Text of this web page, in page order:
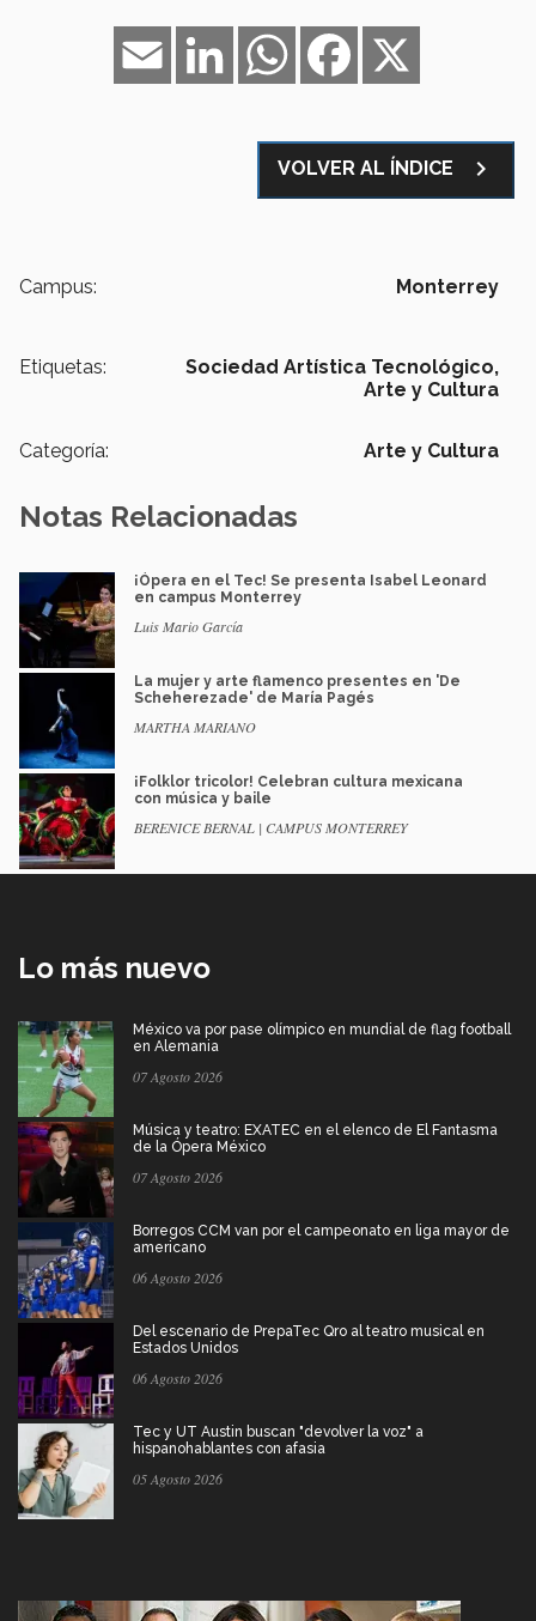
Facebook
WhatsApp
LinkedIn
Email
VOLVER AL ÍNDICE navigate_next
Campus: Monterrey
Etiquetas:
Sociedad Artística Tecnológico,
Arte y Cultura
Categoría: Arte y Cultura
Notas Relacionadas
¡Ópera en el Tec! Se presenta Isabel Leonard
en campus Monterrey
Luis Mario García
La mujer y arte flamenco presentes en 'De
Scheherezade' de María Pagés
MARTHA MARIANO
¡Folklor tricolor! Celebran cultura mexicana
con música y baile
BERENICE BERNAL | CAMPUS MONTERREY
Lo más nuevo
México va por pase olímpico en mundial de flag football
en Alemania
07 Agosto 2026
Música y teatro: EXATEC en el elenco de El Fantasma
de la Ópera México
07 Agosto 2026
Borregos CCM van por el campeonato en liga mayor de
americano
06 Agosto 2026
Del escenario de PrepaTec Qro al teatro musical en
Estados Unidos
06 Agosto 2026
Tec y UT Austin buscan "devolver la voz" a
hispanohablantes con afasia
05 Agosto 2026